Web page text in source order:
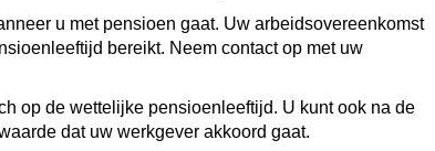
u met pensioen gaat. Uw arbeidsovereenkomst
bereikt. Neem contact op met uw
op de wettelijke pensioenleeftijd. U kunt ook na de
dat uw werkgever akkoord gaat.